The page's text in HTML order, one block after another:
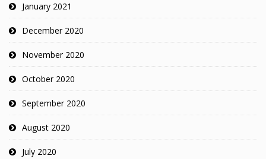
January 2021
December 2020
November 2020
October 2020
September 2020
August 2020
July 2020